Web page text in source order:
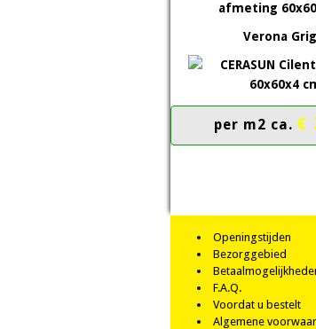
afmeting
Verona
per m2 ca. €
Openingstijden
Bezorggebied
F.A.Q.
Voordat u bestelt
Algemene